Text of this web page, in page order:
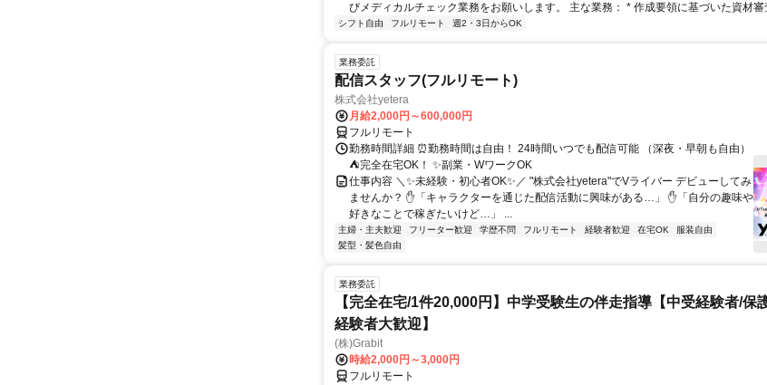
びメディカルチェック業務をお願いします。 主な業務： * 作成要領に基づいた資材審
シフト自由 フルリモート 週2・3日からOK
業務委託
配信スタッフ(フルリモート)
株式会社yetera
月給2,000円～600,000円
フルリモート
勤務時間詳細 ⏰勤務時間は自由！ 24時間いつでも配信可能 （深夜・早朝も自由）
⛺完全在宅OK！ ✨副業・WワークOK
仕事内容 ＼✨未経験・初心者OK✨／ "株式会社yetera"でVライバー デビューしてみ
ませんか？ ✋「キャラクターを通じた配信活動に興味がある…」 ✋「自分の趣味や
好きなことで稼ぎたいけど…」 ...
主婦・主夫歓迎 フリーター歓迎 学歴不問 フルリモート 経験者歓迎 在宅OK
服装自由
髪型・髪色自由
業務委託
【完全在宅/1件20,000円】中学受験生の伴走指導【中受経験者/保
経験者大歓迎】
(株)Grabit
時給2,000円～3,000円
フルリモート